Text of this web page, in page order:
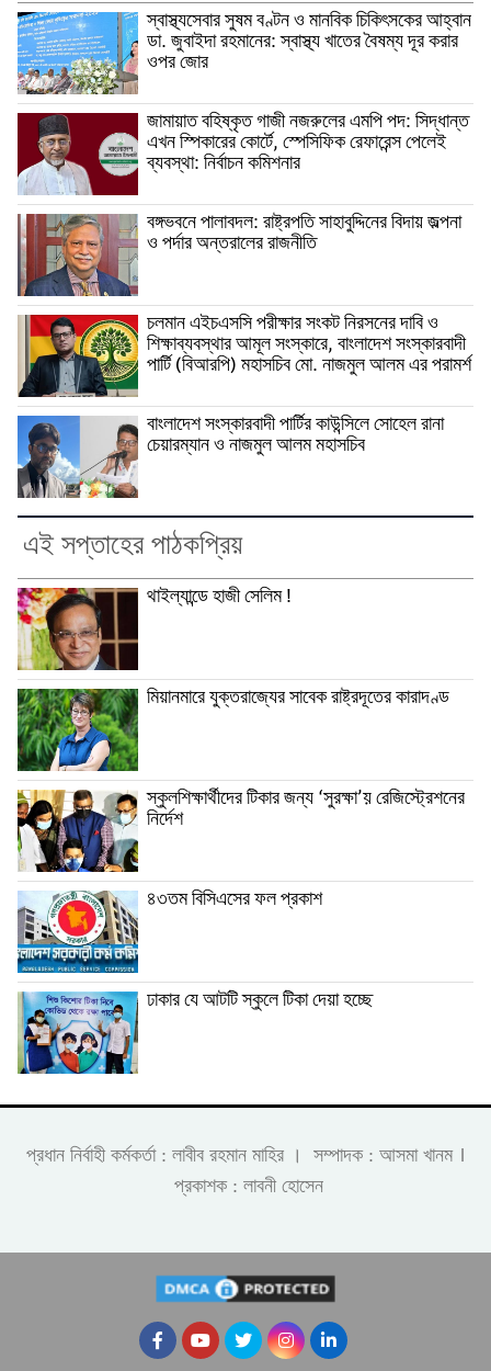
স্বাস্থ্যসেবার সুষম বণ্টন ও মানবিক চিকিৎসকের আহ্বান
ডা. জুবাইদা রহমানের: স্বাস্থ্য খাতের বৈষম্য দূর করার
ওপর জোর
জামায়াত বহিষ্কৃত গাজী নজরুলের এমপি পদ: সিদ্ধান্ত
এখন স্পিকারের কোর্টে, স্পেসিফিক রেফারেন্স পেলেই
ব্যবস্থা: নির্বাচন কমিশনার
বঙ্গভবনে পালাবদল: রাষ্ট্রপতি সাহাবুদ্দিনের বিদায় জল্পনা
ও পর্দার অন্তরালের রাজনীতি
চলমান এইচএসসি পরীক্ষার সংকট নিরসনের দাবি ও
শিক্ষাব্যবস্থার আমূল সংস্কারে, বাংলাদেশ সংস্কারবাদী
পার্টি (বিআরপি) মহাসচিব মো. নাজমুল আলম এর পরামর্শ
বাংলাদেশ সংস্কারবাদী পার্টির কাউন্সিলে সোহেল রানা
চেয়ারম্যান ও নাজমুল আলম মহাসচিব
এই সপ্তাহের পাঠকপ্রিয়
থাইল্যান্ডে হাজী সেলিম !
মিয়ানমারে যুক্তরাজ্যের সাবেক রাষ্ট্রদূতের কারাদণ্ড
স্কুলশিক্ষার্থীদের টিকার জন্য ‘সুরক্ষা’য় রেজিস্ট্রেশনের
নির্দেশ
৪৩তম বিসিএসের ফল প্রকাশ
ঢাকার যে আটটি স্কুলে টিকা দেয়া হচ্ছে
প্রধান নির্বাহী কর্মকর্তা : লাবীব রহমান মাহির । সম্পাদক : আসমা খানম ।
প্রকাশক : লাবনী হোসেন